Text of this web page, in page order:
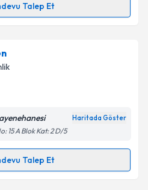
işlenmesine ilişkinAydınlatma
kabul ediyorum.
Gönder
Talep Et
Talebi
için randevu takvimi talebi
randevu almanız için bir
e-posta ile bilgilendireceğiz.
işlenmesine ilişkin
kişisel verilerimin belirtilen
Haritada Göster
15 A Blok Kat: 2 D/5
Talep Et
Talebi